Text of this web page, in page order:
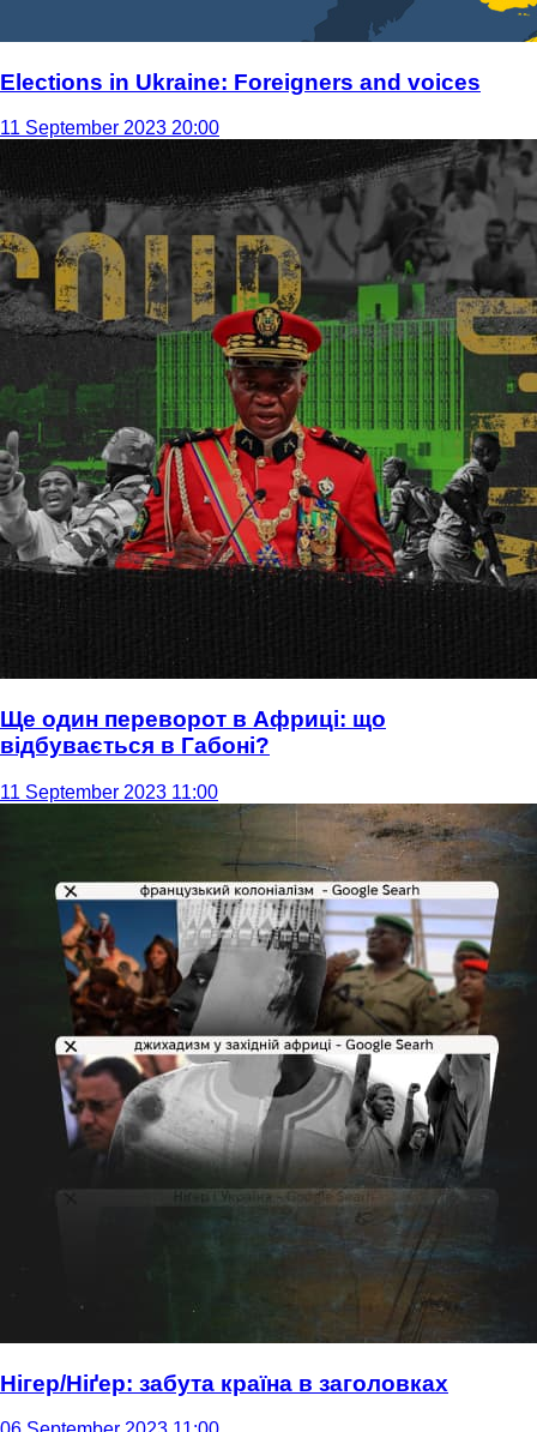
Elections in Ukraine: Foreigners and voices
11 September 2023 20:00
Ще один переворот в Африці: що
відбувається в Габоні?
11 September 2023 11:00
Нігер/Ніґер: забута країна в заголовках